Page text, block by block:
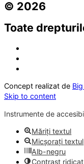
© 2026
Toate
Concept realizat de
Skip to content
Instrumente de
Măriți textul
Micșorați textul
Alb-negru
Contrast ridicat